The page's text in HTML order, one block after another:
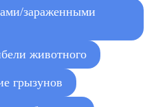
от 400 ₽/
м²
зараженными
животного
грызунов